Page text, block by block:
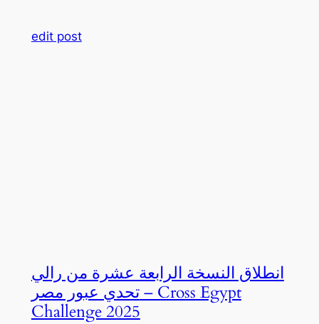
edit post
انطلاق النسخة الرابعة عشرة من رالي
تحدي عبور مصر – Cross Egypt
Challenge 2025